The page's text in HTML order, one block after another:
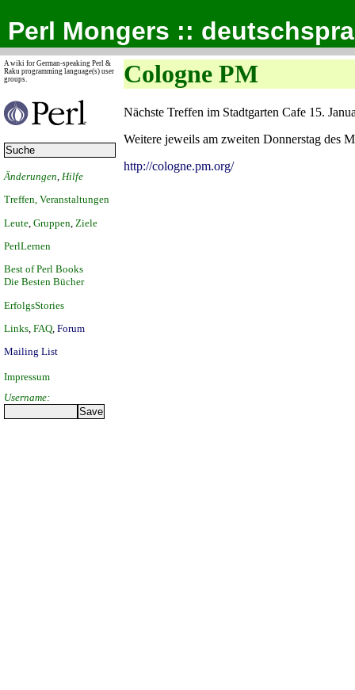
Perl Mongers ::
A wiki for German-speaking Perl &
Raku programming language(s) user
groups.
Änderungen Hilfe
Treffen, Veranstaltungen
Leute Gruppen Ziele
PerlLernen
Best of Perl Books
Die Besten Bücher
ErfolgsStories
Links FAQ Forum
Mailing List
Impressum
Cologne PM
Nächste Treffen im Stadtgarten Cafe 15.
Weitere jeweils am zweiten Donnerstag des
http://cologne.pm.org/
Username: